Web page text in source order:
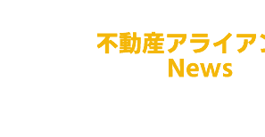
お問い合わせページ